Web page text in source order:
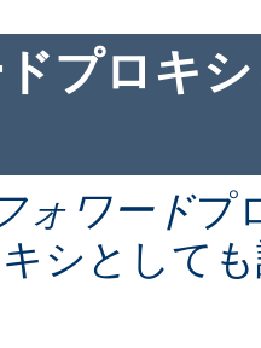
プロキ
ォワードプ
シとして